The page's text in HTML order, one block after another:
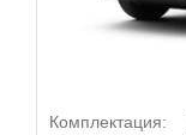
Комплектация: